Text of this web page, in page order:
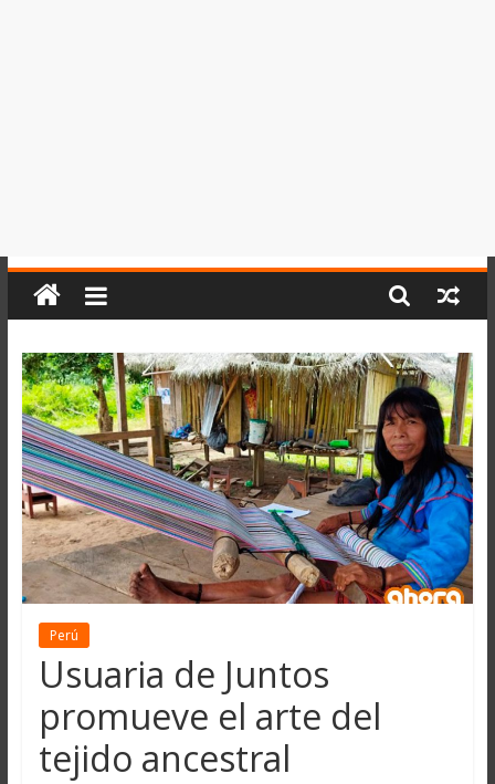
Perú
Usuaria de Juntos
promueve el arte del
tejido ancestral